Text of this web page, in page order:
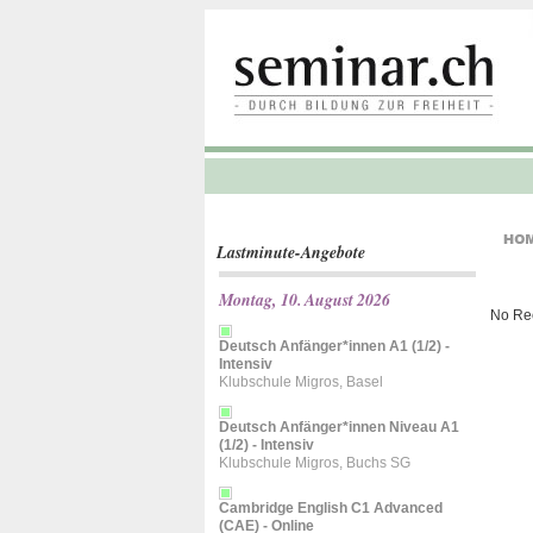
Lastminute-Angebote
Montag, 10. August 2026
Deutsch Anfänger*innen A1 (1/2) -
Intensiv
Klubschule Migros, Basel
Deutsch Anfänger*innen Niveau A1
(1/2) - Intensiv
Klubschule Migros, Buchs SG
Cambridge English C1 Advanced
(CAE) - Online
No